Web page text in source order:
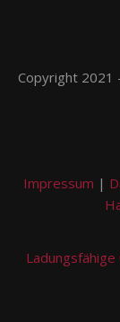
Copyright 2021
Impressum |